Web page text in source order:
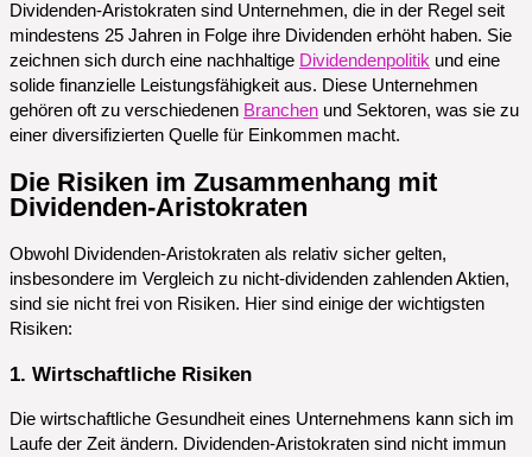
Dividenden-Aristokraten sind Unternehmen, die in der Regel seit
mindestens 25 Jahren in Folge ihre Dividenden erhöht haben. Sie
zeichnen sich durch eine nachhaltige Dividendenpolitik und eine
solide finanzielle Leistungsfähigkeit aus. Diese Unternehmen
gehören oft zu verschiedenen Branchen und Sektoren, was sie zu
einer diversifizierten Quelle für Einkommen macht.
Die Risiken im Zusammenhang mit
Dividenden-Aristokraten
Obwohl Dividenden-Aristokraten als relativ sicher gelten,
insbesondere im Vergleich zu nicht-dividenden zahlenden Aktien,
sind sie nicht frei von Risiken. Hier sind einige der wichtigsten
Risiken:
1. Wirtschaftliche Risiken
Die wirtschaftliche Gesundheit eines Unternehmens kann sich im
Laufe der Zeit ändern. Dividenden-Aristokraten sind nicht immun